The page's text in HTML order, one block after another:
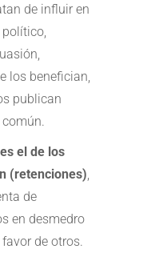
de influir en
los benefician,
publican
el de los
(retenciones),
de
en desmedro
de otros.